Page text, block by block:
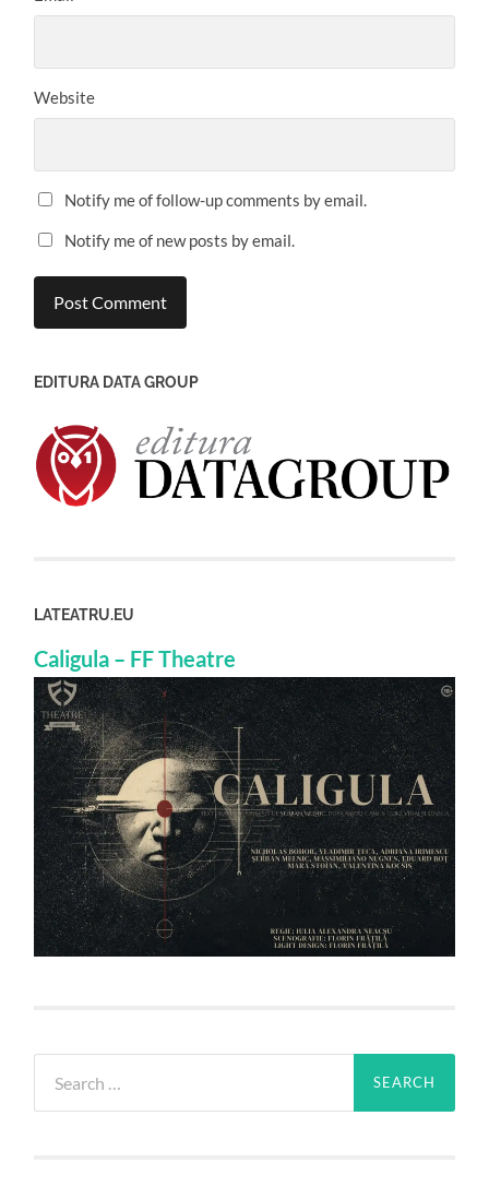
Website
Notify me of follow-up comments by email.
Notify me of new posts by email.
EDITURA DATA GROUP
LATEATRU.EU
Caligula – FF Theatre
for: